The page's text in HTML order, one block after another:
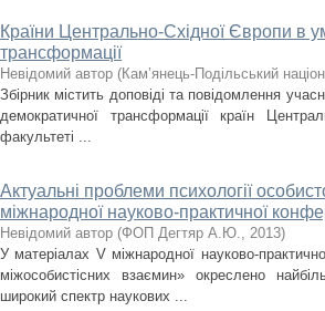
Країни Центрально-Східної Європи в
трансформації
Невідомий автор (Кам’янець-Подільський
Збірник містить доповіді та повідомлення
демократичної трансформації країн
факультеті ...
Актуальні проблеми психології
міжнародної науково-практичної
Невідомий автор (ФОП Дегтяр А.Ю., 2013)
У матеріалах V міжнародної науково-
міжособистісних взаємин» окреслено
широкий спектр наукових ...